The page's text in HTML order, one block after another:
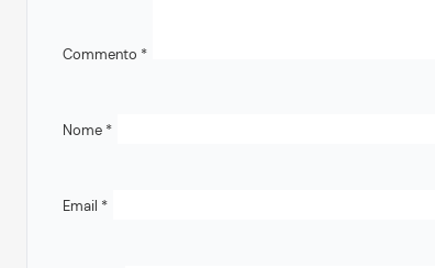
Commento *
Nome *
Email *